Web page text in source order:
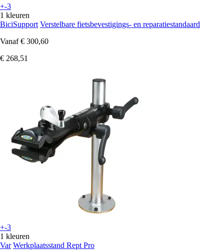
+-3
1 kleuren
BiciSupport Verstelbare fietsbevestigings- en reparatiestandaard
Vanaf € 300,60
€ 268,51
+-3
1 kleuren
Var Werkplaatsstand Rept Pro